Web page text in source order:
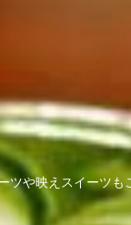
ツや映えスイーツも